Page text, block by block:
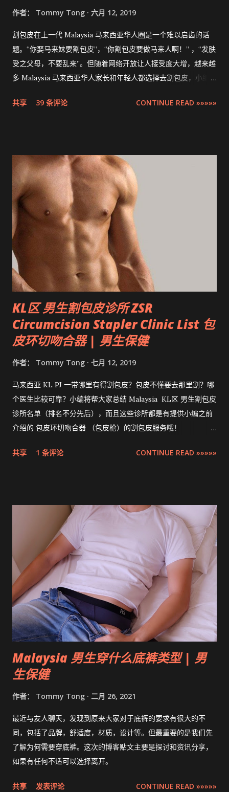
作者： Tommy Tong 六月 12, 2019
割包皮在上一代 Malaysia 马来西亚华人圈是一个难以启齿的话
题。“你娶马来妹要割包皮”，“你割包皮要做马来人啊！” ，“发肤
受之父母，不要乱来”。但随着网络开放让人接受度大增，越来越
多 Malaysia 马来西亚华人家长和年轻人都选择去割包皮，小编多
的是最先进，零出血，零缝针，15分钟快速完成的 ZSR
共享 39 条评论 CONTINUE READ »»»»»
KL区 男生割包皮诊所 ZSR
Circumcision Stapler Clinic List 包
皮环切吻合器 | 男生保健
作者： Tommy Tong 七月 12, 2019
马来西亚 KL PJ 一带哪里有得割包皮？包皮不懂要去那里割？哪
个医生比较可靠？小编将帮大家总结 Malaysia KL区 男生割包皮
诊所名单（排名不分先后），而且这些诊所都是有提供小编之前
介绍的 包皮环切吻合器 （包皮枪）的割包皮服务哦！
Klang Valley 。
共享 1 条评论 CONTINUE READ »»»»»
Malaysia 男生穿什么底裤类型 | 男
生保健
作者： Tommy Tong 二月 26, 2021
最近与友人聊天，发现到原来大家对于底裤的要求有很大的不
同，包括了品牌，舒适度，材质，设计等。但最重要的是我们先
了解为何需要穿底裤。这次的博客贴文主要是探讨和资讯分享，
如果有任何不适可以选择离开。
共享 发表评论 CONTINUE READ »»»»»